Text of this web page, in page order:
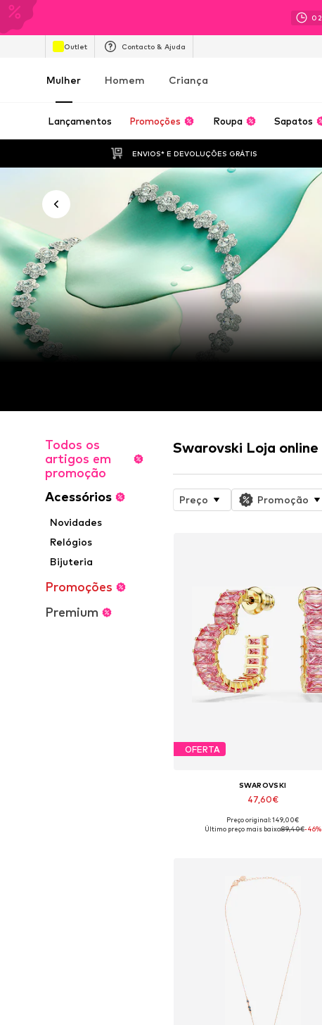
02
Outlet Contacto & Ajuda
Mulher Homem Criança
Lançamentos Promoções Roupa Sapatos
ENVIOS* E DEVOLUÇÕES GRÁTIS
Todos os
artigos em
promoção
Acessórios
Novidades
Relógios
Bijuteria
Promoções
Premium
Swarovski Loja online
Preço Promoção
OFERTA
SWAROVSKI
47,60€
Tamanhos disponíveis: One Size
Preço original: 149,00€
Último preço mais baixo:89,40€-46%